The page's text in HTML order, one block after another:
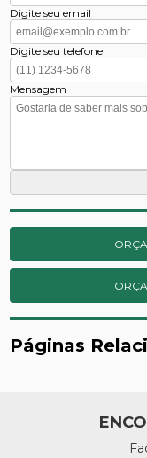
Digite seu email
Digite seu telefone
Mensagem
Páginas